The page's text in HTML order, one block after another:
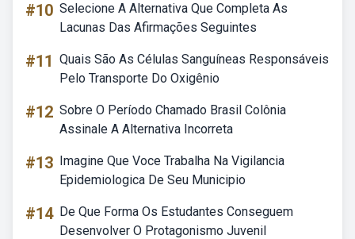
#10 Selecione A Alternativa Que Completa As
Lacunas Das Afirmações Seguintes
#11 Quais São As Células Sanguíneas Responsáveis
Pelo Transporte Do Oxigênio
#12 Sobre O Período Chamado Brasil Colônia
Assinale A Alternativa Incorreta
#13 Imagine Que Voce Trabalha Na Vigilancia
Epidemiologica De Seu Municipio
#14 De Que Forma Os Estudantes Conseguem
Desenvolver O Protagonismo Juvenil